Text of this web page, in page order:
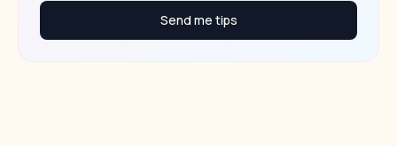
Send me tips